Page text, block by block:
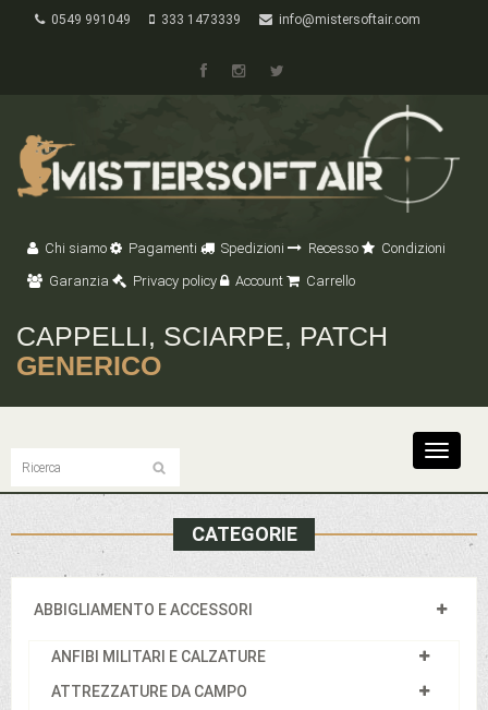
0549 991049 333 1473339 info@mistersoftair.com
Chi siamo Pagamenti Spedizioni Recesso
Condizioni
Garanzia
Privacy policy Account Carrello
CAPPELLI, SCIARPE, PATCH
GENERICO
Toggle
CATEGORIE
ABBIGLIAMENTO E ACCESSORI
ANFIBI MILITARI E CALZATURE
ATTREZZATURE DA CAMPO